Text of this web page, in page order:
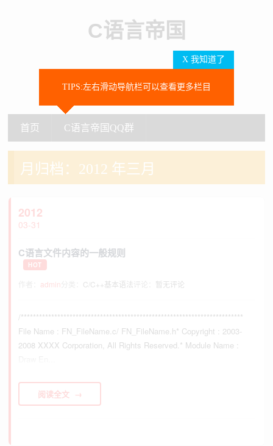
C语言帝国
SEARCH
X 我知道了
TIPS:左右滑动导航栏可以查看更多栏目
首页 C语言帝国QQ群
月归档： 2012 年三月
2012
03-31
C语言文件内容的一般规则
HOT
admin C/C++基本语法 暂无评论
/*************************************************************************
File Name : FN_FileName.c/ FN_FileName.h* Copyright : 2003-
2008 XXXX Corporation, All Rights Reserved.* Module Name :
阅读全文